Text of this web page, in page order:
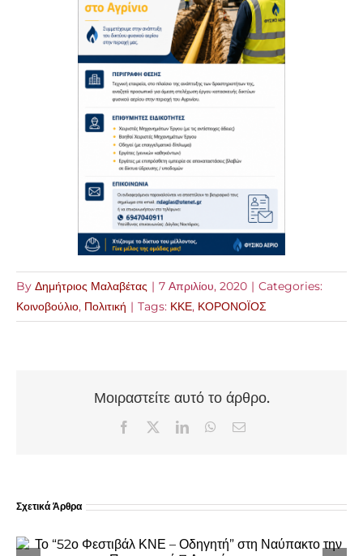
By Δημήτριος Μαλαβέτας | 7 Απριλίου, 2020 | Categories:
Κοινοβούλιο, Πολιτική | Tags: ΚΚΕ, ΚΟΡΟΝΟΪΟΣ
Μοιραστείτε αυτό το άρθρο.
Facebook LinkedInWhatsApp
Email
Σχετικά Άρθρα
Σοβαρά προβλήματα στην Περιμετρική Οδό